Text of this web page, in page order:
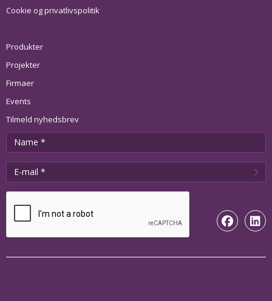
Cookie og privatlivspolitik
Produkter
Projekter
Firmaer
Events
Tilmeld nyhedsbrev